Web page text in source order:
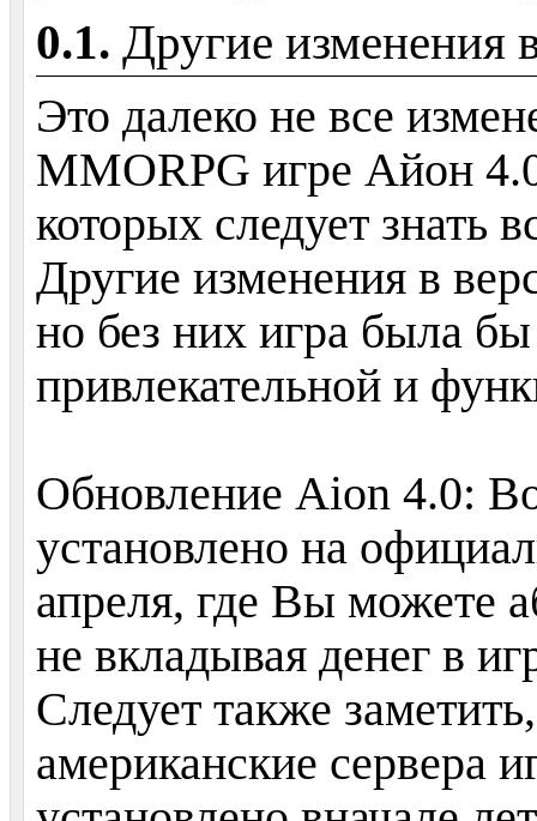
Другие изменения
Это далеко не все
MMORPG игре Айон
которых следует знать
Другие изменения в
но без них игра была
привлекательной и
Обновление Aion 4.0:
установлено на
апреля, где Вы можете
не вкладывая денег в
Следует также
американские сервера